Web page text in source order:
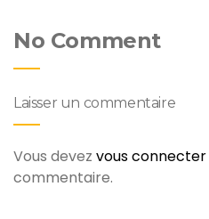
No Comment
Laisser un commentaire
Vous devez vous connecter
commentaire.